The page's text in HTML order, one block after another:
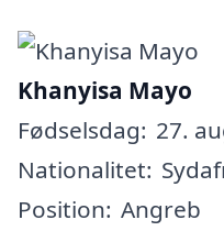
Khanyisa Mayo
Fødselsdag: 27.
Nationalitet:
Position: Angreb